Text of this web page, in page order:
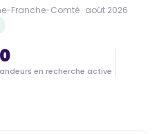
Franche-Comté · août 2026
en recherche active